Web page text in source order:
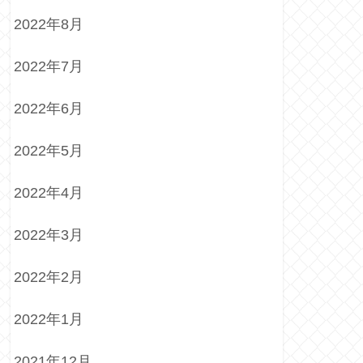
2022年8月
2022年7月
2022年6月
2022年5月
2022年4月
2022年3月
2022年2月
2022年1月